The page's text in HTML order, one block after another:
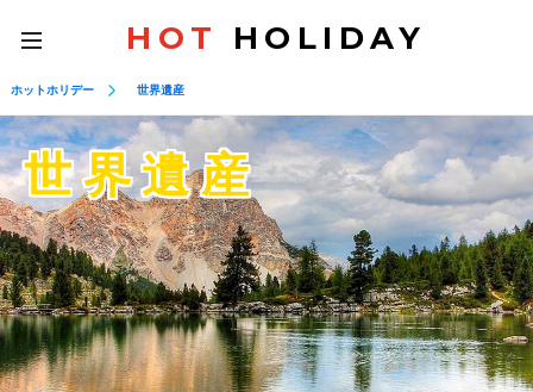
toggle
navigation
HOT HOLIDAY
ホットホリデー 世界遺産
世界遺産